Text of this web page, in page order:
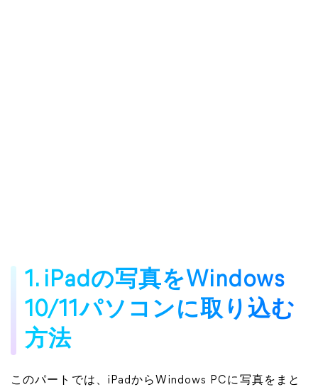
1. iPadの写真をWindows
10/11パソコンに取り込む
方法
このパートでは、iPadからWindows PCに写真をまと